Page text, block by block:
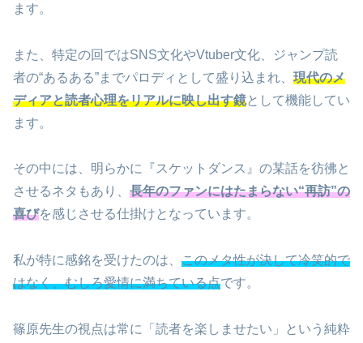
ます。
また、特定の回ではSNS文化やVtuber文化、ジャンプ読
者の“あるある”までパロディとして盛り込まれ、 現代のメ
ディアと読者心理をリアルに映し出す鏡として機能してい
ます。
その中には、明らかに『スケットダンス』の某話を彷彿と
させるネタもあり、 長年のファンにはたまらない“再訪”の
喜びを感じさせる仕掛けとなっています。
私が特に感銘を受けたのは、 このメタ性が決して冷笑的で
はなく、むしろ愛情に満ちている点です。
篠原先生の視点は常に「読者を楽しませたい」という純粋